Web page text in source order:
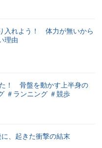
入れよう！ 体力が無いから
理由
！ 骨盤を動かす上半身の
＃ランニング ＃競歩
、起きた衝撃の結末